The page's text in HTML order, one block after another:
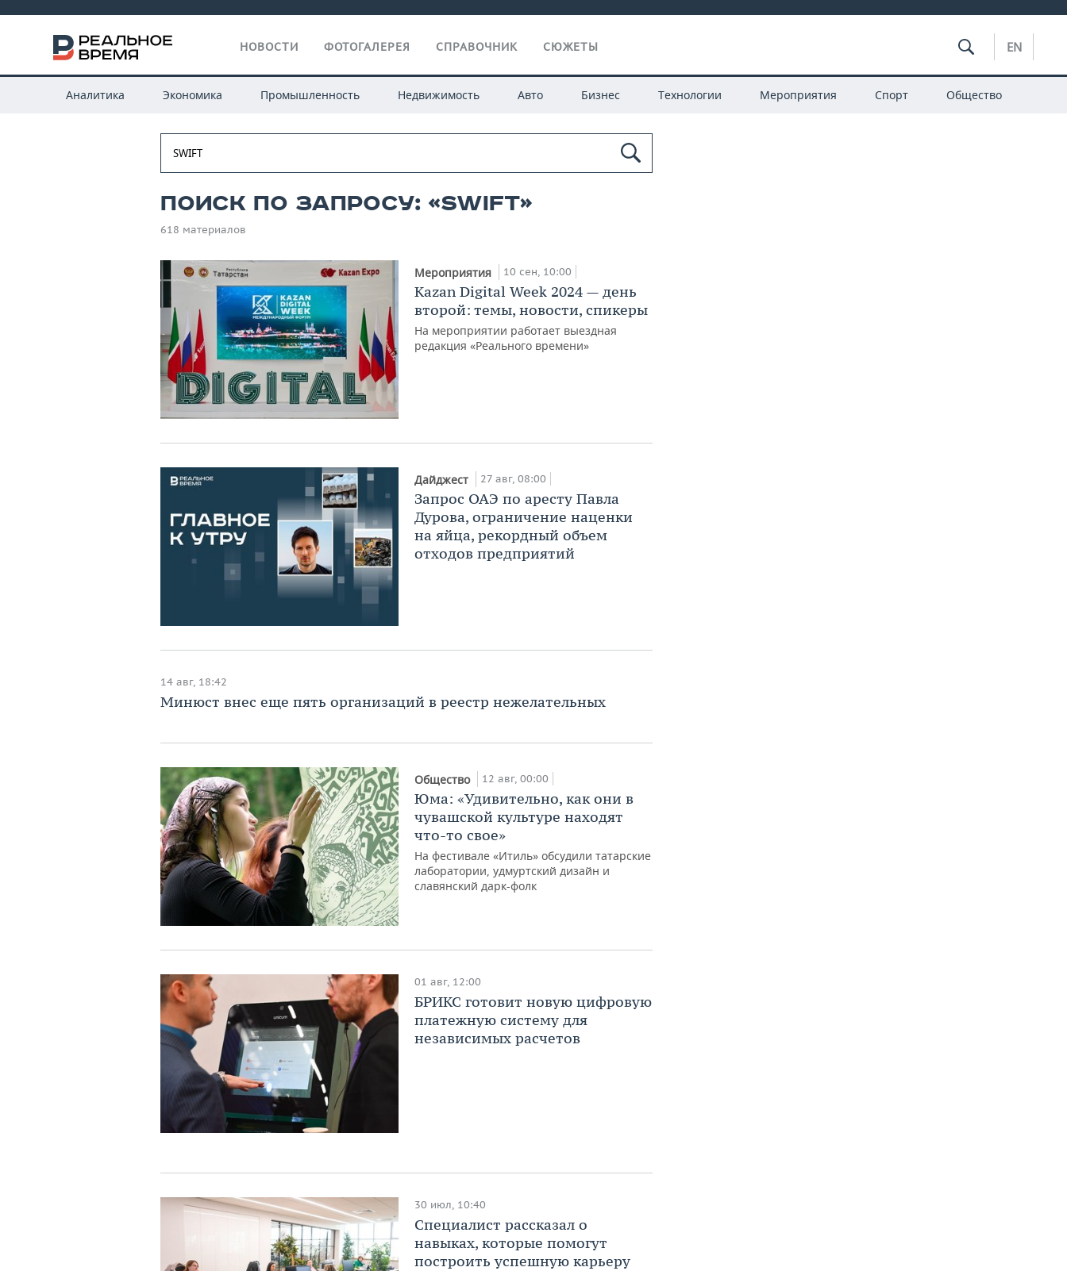
НОВОСТИ ФОТОГАЛЕРЕЯ СПРАВОЧНИК СЮЖЕТЫ EN
Аналитика Экономика Промышленность Недвижимость Авто Бизнес Технологии Мероприятия Спорт Общество
Поиск по запросу: «SWIFT»
618 материалов
Мероприятия 10 сен, 10:00
Kazan Digital Week 2024 — день
второй: темы, новости, спикеры
На мероприятии работает выездная
редакция «Реального времени»
Дайджест 27 авг, 08:00
Запрос ОАЭ по аресту Павла
Дурова, ограничение наценки
на яйца, рекордный объем
отходов предприятий
14 авг, 18:42
Минюст внес еще пять организаций в реестр нежелательных
Общество 12 авг, 00:00
Юма: «Удивительно, как они в
чувашской культуре находят
что-то свое»
На фестивале «Итиль» обсудили татарские
лаборатории, удмуртский дизайн и
славянский дарк-фолк
01 авг, 12:00
БРИКС готовит новую цифровую
платежную систему для
независимых расчетов
30 июл, 10:40
Специалист рассказал о
навыках, которые помогут
построить успешную карьеру